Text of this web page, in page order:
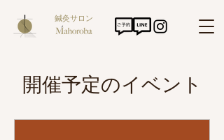
鍼灸サロン
開催予定のイベント